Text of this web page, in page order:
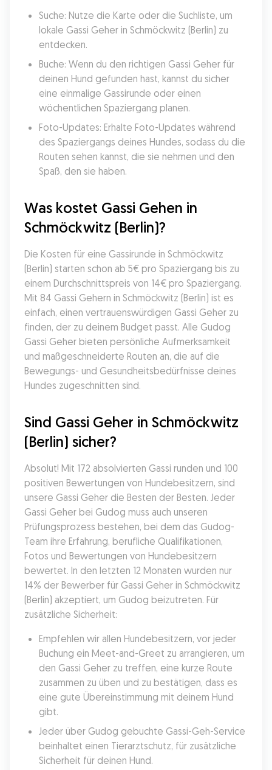
Suche: Nutze die Karte oder die Suchliste, um
lokale Gassi Geher in Schmöckwitz (Berlin) zu
entdecken.
Buche: Wenn du den richtigen Gassi Geher für
deinen Hund gefunden hast, kannst du sicher
eine einmalige Gassirunde oder einen
wöchentlichen Spaziergang planen.
Foto-Updates: Erhalte Foto-Updates während
des Spaziergangs deines Hundes, sodass du die
Routen sehen kannst, die sie nehmen und den
Spaß, den sie haben.
Was kostet Gassi Gehen in
Schmöckwitz (Berlin)?
Die Kosten für eine Gassirunde in Schmöckwitz
(Berlin) starten schon ab 5€ pro Spaziergang bis zu
einem Durchschnittspreis von 14€ pro Spaziergang.
Mit 84 Gassi Gehern in Schmöckwitz (Berlin) ist es
einfach, einen vertrauenswürdigen Gassi Geher zu
finden, der zu deinem Budget passt. Alle Gudog
Gassi Geher bieten persönliche Aufmerksamkeit
und maßgeschneiderte Routen an, die auf die
Bewegungs- und Gesundheitsbedürfnisse deines
Hundes zugeschnitten sind.
Sind Gassi Geher in Schmöckwitz
(Berlin) sicher?
Absolut! Mit 172 absolvierten Gassi runden und 100
positiven Bewertungen von Hundebesitzern, sind
unsere Gassi Geher die Besten der Besten. Jeder
Gassi Geher bei Gudog muss auch unseren
Prüfungsprozess bestehen, bei dem das Gudog-
Team ihre Erfahrung, berufliche Qualifikationen,
Fotos und Bewertungen von Hundebesitzern
bewertet. In den letzten 12 Monaten wurden nur
14% der Bewerber für Gassi Geher in Schmöckwitz
(Berlin) akzeptiert, um Gudog beizutreten. Für
zusätzliche Sicherheit:
Empfehlen wir allen Hundebesitzern, vor jeder
Buchung ein Meet-and-Greet zu arrangieren, um
den Gassi Geher zu treffen, eine kurze Route
zusammen zu üben und zu bestätigen, dass es
eine gute Übereinstimmung mit deinem Hund
gibt.
Jeder über Gudog gebuchte Gassi-Geh-Service
beinhaltet einen Tierarztschutz, für zusätzliche
Sicherheit für deinen Hund.